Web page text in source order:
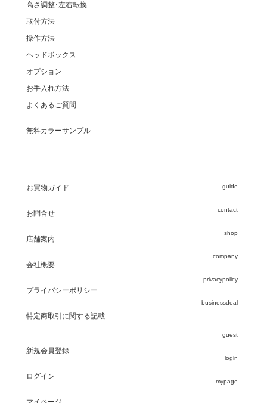
高さ調整･左右転換
取付方法
操作方法
ヘッドボックス
オプション
お手入れ方法
よくあるご質問
無料カラーサンプル
お買物ガイド
お問合せ
店舗案内
会社概要
プライバシーポリシー
特定商取引に関する記載
新規会員登録
ログイン
guide
contact
shop
company
privacypolicy
businessdeal
guest
login
mypage